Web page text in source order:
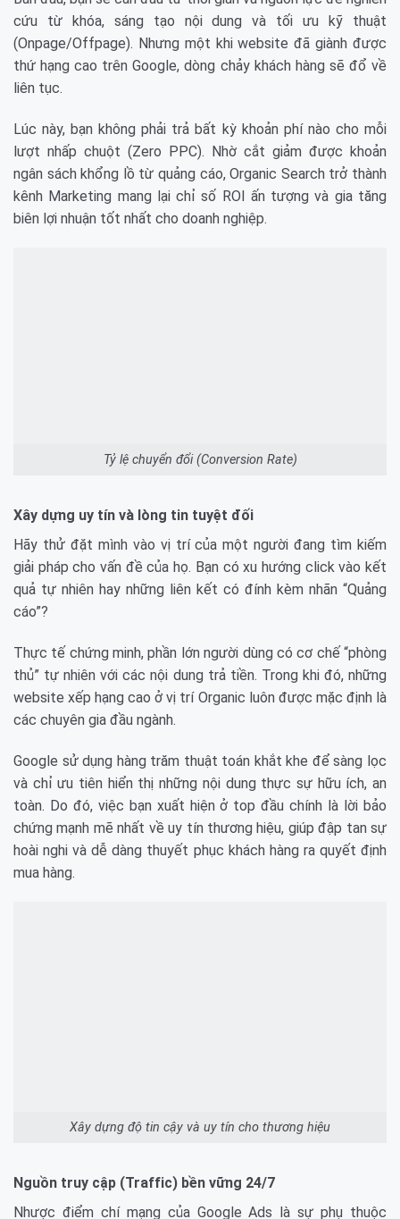
cứu từ khóa, sáng tạo nội dung và tối ưu kỹ thuật
(Onpage/Offpage). Nhưng một khi website đã giành được
thứ hạng cao trên Google, dòng chảy khách hàng sẽ đổ về
liên tục.
Lúc này, bạn không phải trả bất kỳ khoản phí nào cho mỗi
lượt nhấp chuột (Zero PPC). Nhờ cắt giảm được khoản
ngân sách khổng lồ từ quảng cáo, Organic Search trở thành
kênh Marketing mang lại chỉ số ROI ấn tượng và gia tăng
biên lợi nhuận tốt nhất cho doanh nghiệp.
Tỷ lệ chuyển đổi (Conversion Rate)
Xây dựng uy tín và lòng tin tuyệt đối
Hãy thử đặt mình vào vị trí của một người đang tìm kiếm
giải pháp cho vấn đề của họ. Bạn có xu hướng click vào kết
quả tự nhiên hay những liên kết có đính kèm nhãn “Quảng
cáo”?
Thực tế chứng minh, phần lớn người dùng có cơ chế “phòng
thủ” tự nhiên với các nội dung trả tiền. Trong khi đó, những
website xếp hạng cao ở vị trí Organic luôn được mặc định là
các chuyên gia đầu ngành.
Google sử dụng hàng trăm thuật toán khắt khe để sàng lọc
và chỉ ưu tiên hiển thị những nội dung thực sự hữu ích, an
toàn. Do đó, việc bạn xuất hiện ở top đầu chính là lời bảo
chứng mạnh mẽ nhất về uy tín thương hiệu, giúp đập tan sự
hoài nghi và dễ dàng thuyết phục khách hàng ra quyết định
mua hàng.
Xây dựng độ tin cậy và uy tín cho thương hiệu
Nguồn truy cập (Traffic) bền vững 24/7
Nhược điểm chí mạng của Google Ads là sự phụ thuộc